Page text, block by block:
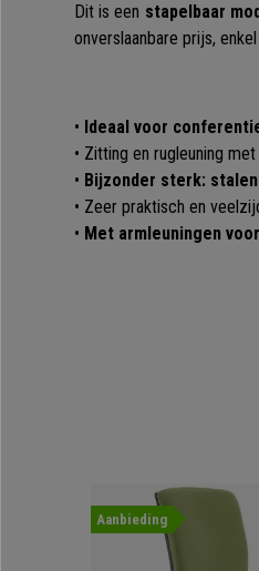
Dit is een stapelbaar
onverslaanbare prijs,
• Ideaal voor
• Zitting en rugleuning
• Bijzonder sterk:
• Zeer praktisch en
• Met armleuningen
Aanbieding